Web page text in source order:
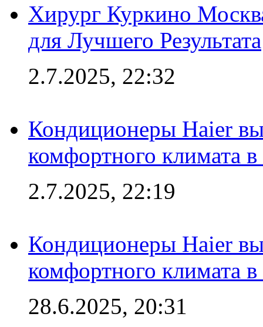
Хирург Куркино
для Лучшего Результата
2.7.2025, 22:32
Кондиционеры Haier
комфортного климата
2.7.2025, 22:19
Кондиционеры Haier
комфортного климата
28.6.2025, 20:31